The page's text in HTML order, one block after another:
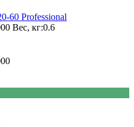
60 Professional
Вес, кг:0.6